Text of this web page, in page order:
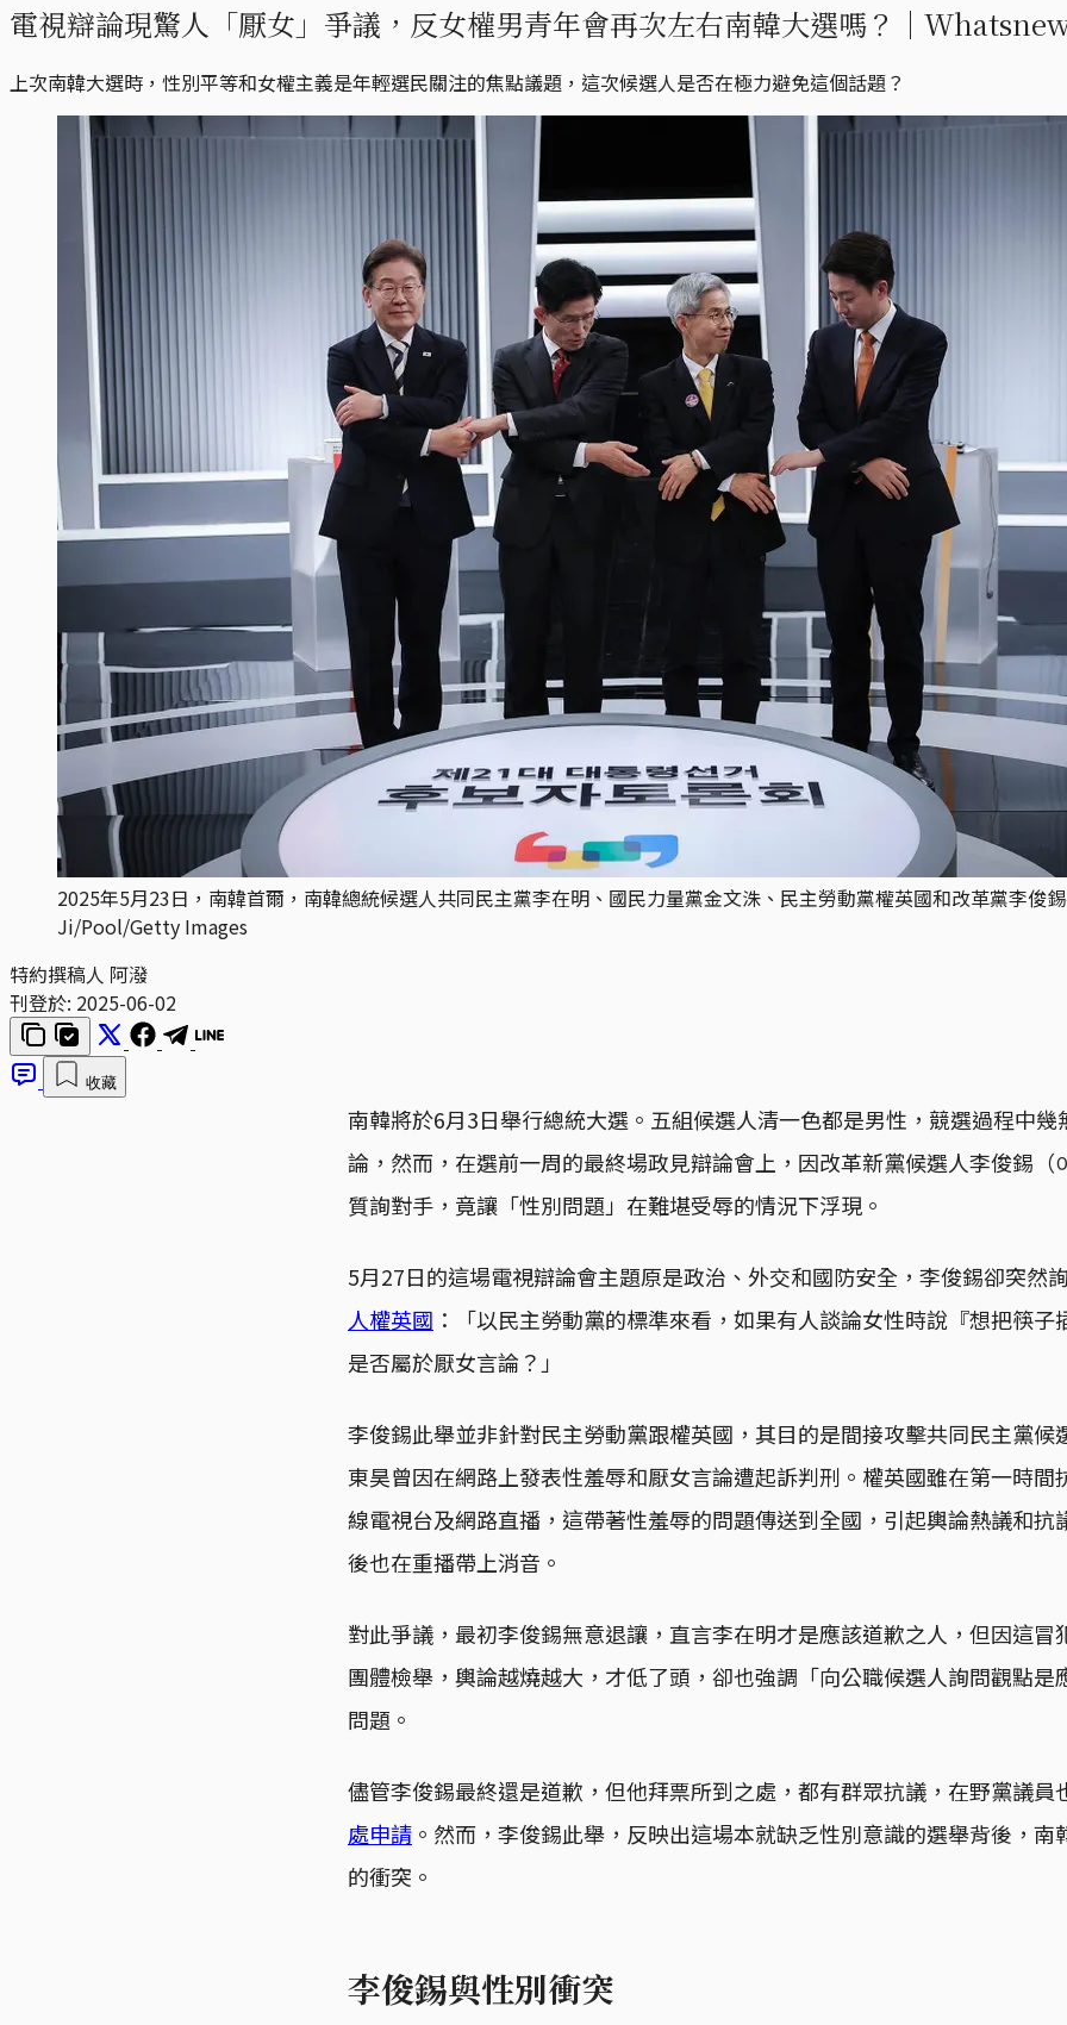
電視辯論現驚人「厭女」爭議，反女權男青年會再次左右南韓大選嗎？｜
上次南韓大選時，性別平等和女權主義是年輕選民關注的焦點議題，這次候選人是否在極力避免這個話題？
2025年5月23日，南韓首爾，南韓總統候選人共同民主黨李在明、國民力量黨金文洙、民主勞動黨權英國和改革黨李
Ji/Pool/Getty Images
特約撰稿人 阿潑
刊登於: 2025-06-02
收藏
南韓將於6月3日舉行總統大選。五組候選人清一色都是男性，競選過程中
論，然而，在選前一周的最終場政見辯論會上，因改革新黨候選人李俊錫（
質詢對手，竟讓「性別問題」在難堪受辱的情況下浮現。
5月27日的這場電視辯論會主題原是政治、外交和國防安全，李俊錫卻突然
人權英國 ：「以民主勞動黨的標準來看，如果有人談論女性時說『想把筷
是否屬於厭女言論？」
李俊錫此舉並非針對民主勞動黨跟權英國，其目的是間接攻擊共同民主黨候
東昊曾因在網路上發表性羞辱和厭女言論遭起訴判刑。權英國雖在第一時間
線電視台及網路直播，這帶著性羞辱的問題傳送到全國，引起輿論熱議和抗
後也在重播帶上消音。
對此爭議，最初李俊錫無意退讓，直言李在明才是應該道歉之人，但因這冒
團體檢舉，輿論越燒越大，才低了頭，卻也強調「向公職候選人詢問觀點是
問題。
儘管李俊錫最終還是道歉，但他拜票所到之處，都有群眾抗議，在野黨議員
處申請 。然而，李俊錫此舉，反映出這場本就缺乏性別意識的選舉背後，南
的衝突。
李俊錫與性別衝突